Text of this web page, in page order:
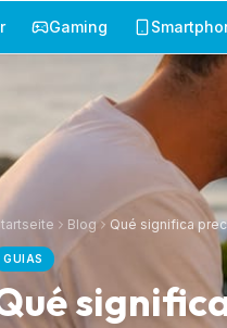
Gaming
Blog Qué significa
GUIAS